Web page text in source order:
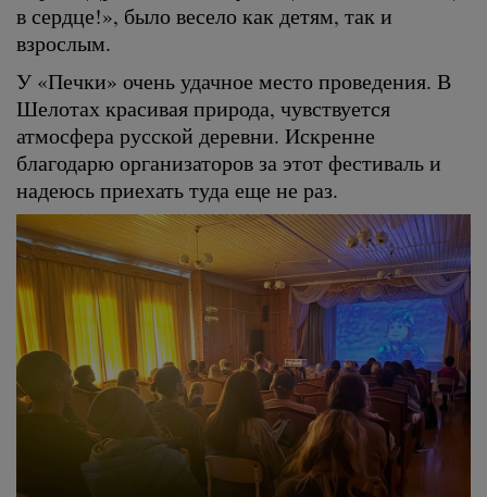
в сердце!», было весело как детям, так и
взрослым.
У «Печки» очень удачное место проведения. В
Шелотах красивая природа, чувствуется
атмосфера русской деревни. Искренне
благодарю организаторов за этот фестиваль и
надеюсь приехать туда еще не раз.